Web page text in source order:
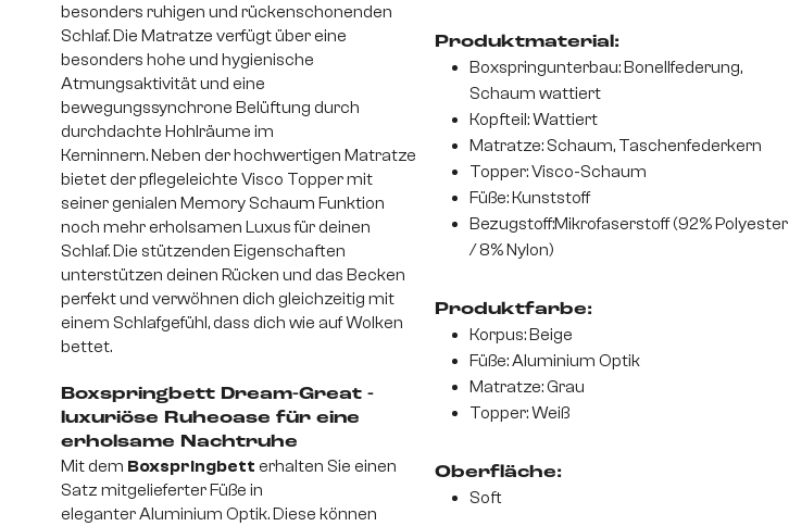
besonders ruhigen und rückenschonenden
Schlaf. Die Matratze verfügt über eine
besonders hohe und hygienische
Atmungsaktivität und eine
bewegungssynchrone Belüftung durch
durchdachte Hohlräume im
Kerninnern. Neben der hochwertigen Matratze
bietet der pflegeleichte Visco Topper mit
seiner genialen Memory Schaum Funktion
noch mehr erholsamen Luxus für deinen
Schlaf. Die stützenden Eigenschaften
unterstützen deinen Rücken und das Becken
perfekt und verwöhnen dich gleichzeitig mit
einem Schlafgefühl, dass dich wie auf Wolken
bettet.
Boxspringbett Dream-Great -
luxuriöse Ruheoase für eine
erholsame Nachtruhe
Mit dem Boxspringbett erhalten Sie einen
Satz mitgelieferter Füße in
eleganter Aluminium Optik. Diese können
Produktmaterial:
Boxspringunterbau: Bonellfederung,
Schaum wattiert
Kopfteil: Wattiert
Matratze: Schaum, Taschenfederkern
Topper: Visco-Schaum
Füße: Kunststoff
Bezugstoff:Mikrofaserstoff (92% Polyester
/ 8% Nylon)
Produktfarbe:
Korpus: Beige
Füße: Aluminium Optik
Matratze: Grau
Topper: Weiß
Oberfläche:
Soft